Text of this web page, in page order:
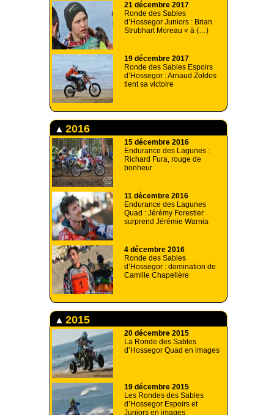
21 décembre 2017
Ronde des Sables
d’Hossegor Juniors : Brian
Strubhart Moreau « à (…)
19 décembre 2017
Ronde des Sables Espoirs
d’Hossegor : Arnaud Zoldos
tient sa victoire
2016
15 décembre 2016
Endurance des Lagunes :
Richard Fura, rouge de
bonheur
11 décembre 2016
Endurance des Lagunes
Quad : Jérémy Forestier
surprend Jérémie Warnia
4 décembre 2016
Ronde des Sables
d’Hossegor : domination de
Camille Chapelière
2015
20 décembre 2015
La Ronde des Sables
d’Hossegor Quad en images
19 décembre 2015
Les Rondes des Sables
d’Hossegor Espoirs et
Juniors en images